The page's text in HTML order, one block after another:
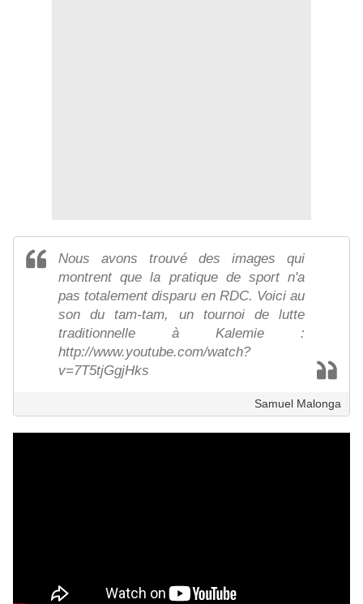
Nous avons trouvé des images qui
montrent que la pratique de sport n'a
pas totalement disparu en RDC. Voici au
son du tam-tam, un tournoi de lutte
traditionnelle à Kalemie :
http://www.youtube.com/watch?
v=7T5tjGgjHks
Samuel Malonga